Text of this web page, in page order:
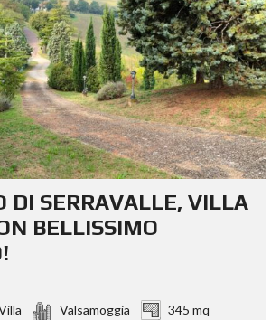
DI SERRAVALLE, VILLA
BELLISSIMO
Valsamoggia
345 mq